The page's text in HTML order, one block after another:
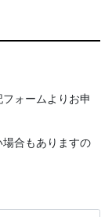
ォームよりお申
合もありますの